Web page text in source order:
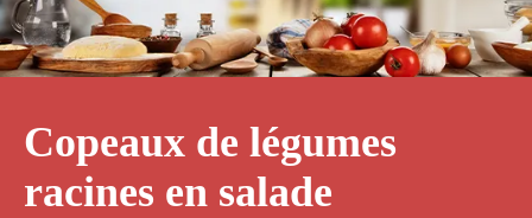
Copeaux de légumes
racines en salade